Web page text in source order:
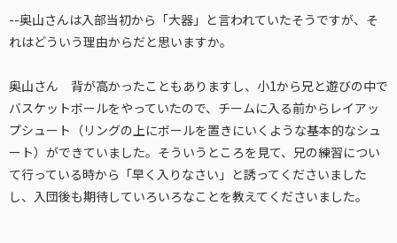
--奥山さんは入部当初から「大器」と言われていたそうですが、そ
れはどういう理由からだと思いますか。
奥山さん 背が高かったこともありますし、小1から兄と遊びの中で
バスケットボールをやっていたので、チームに入る前からレイアッ
プシュート（リングの上にボールを置きにいくような基本的なシュ
ート）ができていました。そういうところを見て、兄の練習につい
て行っている時から「早く入りなさい」と誘ってくださいました
し、入団後も期待していろいろなことを教えてくださいました。